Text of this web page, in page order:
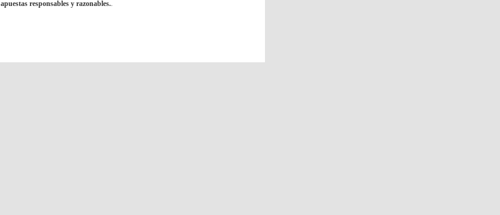
apuestas responsables y razonables..